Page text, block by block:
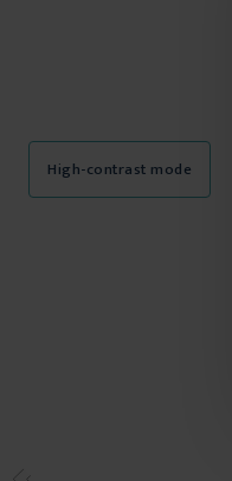
High-contrast mode